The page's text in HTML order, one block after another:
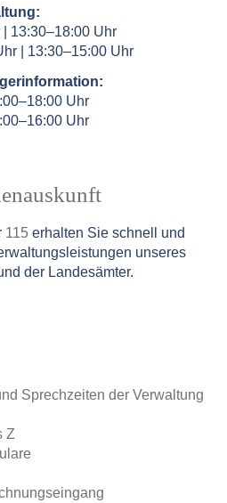
13:30–18:00 Uhr
| 13:30–15:00 Uhr
Uhr
Uhr
115 erhalten Sie schnell und
unseres
der Landesämter.
Sprechzeiten der Verwaltung
Z